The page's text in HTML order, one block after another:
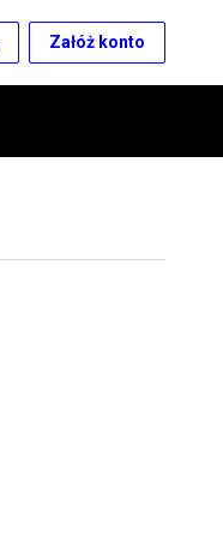
Załóż konto